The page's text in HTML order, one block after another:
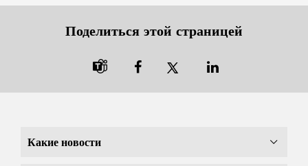
Поделиться этой страницей

Какие новости